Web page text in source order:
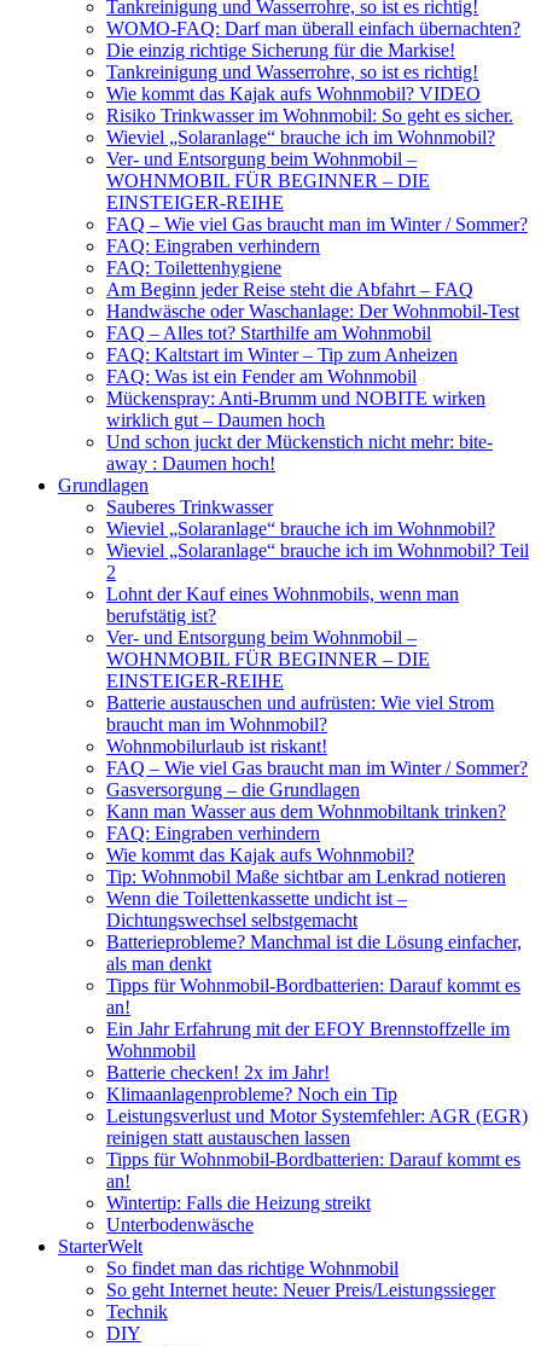
Tankreinigung und Wasserrohre, so ist es richtig!
WOMO-FAQ: Darf man überall einfach übernachten?
Die einzig richtige Sicherung für die Markise!
Tankreinigung und Wasserrohre, so ist es richtig!
Wie kommt das Kajak aufs Wohnmobil? VIDEO
Risiko Trinkwasser im Wohnmobil: So geht es sicher.
Wieviel „Solaranlage“ brauche ich im Wohnmobil?
Ver- und Entsorgung beim Wohnmobil –
WOHNMOBIL FÜR BEGINNER – DIE
EINSTEIGER-REIHE
FAQ – Wie viel Gas braucht man im Winter / Sommer?
FAQ: Eingraben verhindern
FAQ: Toilettenhygiene
Am Beginn jeder Reise steht die Abfahrt – FAQ
Handwäsche oder Waschanlage: Der Wohnmobil-Test
FAQ – Alles tot? Starthilfe am Wohnmobil
FAQ: Kaltstart im Winter – Tip zum Anheizen
FAQ: Was ist ein Fender am Wohnmobil
Mückenspray: Anti-Brumm und NOBITE wirken
wirklich gut – Daumen hoch
Und schon juckt der Mückenstich nicht mehr: bite-
away : Daumen hoch!
Grundlagen
Sauberes Trinkwasser
Wieviel „Solaranlage“ brauche ich im Wohnmobil?
Wieviel „Solaranlage“ brauche ich im Wohnmobil? Teil
2
Lohnt der Kauf eines Wohnmobils, wenn man
berufstätig ist?
Ver- und Entsorgung beim Wohnmobil –
WOHNMOBIL FÜR BEGINNER – DIE
EINSTEIGER-REIHE
Batterie austauschen und aufrüsten: Wie viel Strom
braucht man im Wohnmobil?
Wohnmobilurlaub ist riskant!
FAQ – Wie viel Gas braucht man im Winter / Sommer?
Gasversorgung – die Grundlagen
Kann man Wasser aus dem Wohnmobiltank trinken?
FAQ: Eingraben verhindern
Wie kommt das Kajak aufs Wohnmobil?
Tip: Wohnmobil Maße sichtbar am Lenkrad notieren
Wenn die Toilettenkassette undicht ist –
Dichtungswechsel selbstgemacht
Batterieprobleme? Manchmal ist die Lösung einfacher,
als man denkt
Tipps für Wohnmobil-Bordbatterien: Darauf kommt es
an!
Ein Jahr Erfahrung mit der EFOY Brennstoffzelle im
Wohnmobil
Batterie checken! 2x im Jahr!
Klimaanlagenprobleme? Noch ein Tip
Leistungsverlust und Motor Systemfehler: AGR (EGR)
reinigen statt austauschen lassen
Tipps für Wohnmobil-Bordbatterien: Darauf kommt es
an!
Wintertip: Falls die Heizung streikt
Unterbodenwäsche
StarterWelt
So findet man das richtige Wohnmobil
So geht Internet heute: Neuer Preis/Leistungssieger
Technik
DIY